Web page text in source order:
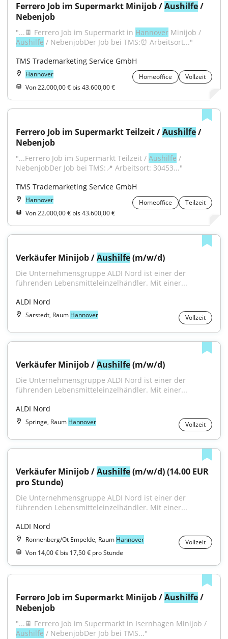
Ferrero Job im Supermarkt Minijob / Aushilfe /
Nebenjob
"...🍫 Ferrero Job im Supermarkt in Hannover
Aushilfe / NebenjobDer Job bei TMS:⏰ Arbeitsort..."
TMS Trademarketing Service GmbH
Hannover Homeoffice
Vollzeit
Von 22.000,00 € bis 43.600,00 €
Ferrero Job im Supermarkt Teilzeit / Aushilfe /
Nebenjob
"...Ferrero Job im Supermarkt Teilzeit / Aushilfe /
NebenjobDer Job bei TMS:📍 Arbeitsort: 30453..."
TMS Trademarketing Service GmbH
Hannover Homeoffice
Teilzeit
Von 22.000,00 € bis 43.600,00 €
Verkäufer Minijob / Aushilfe (m/w/d)
Die Unternehmensgruppe ALDI Nord ist einer der
führenden Lebensmitteleinzelhändler. Mit einer...
ALDI Nord
Sarstedt, Raum Hannover Vollzeit
Verkäufer Minijob / Aushilfe (m/w/d)
Die Unternehmensgruppe ALDI Nord ist einer der
führenden Lebensmitteleinzelhändler. Mit einer...
ALDI Nord
Springe, Raum Hannover Vollzeit
Verkäufer Minijob / Aushilfe (m/w/d) (14.00 EUR
pro Stunde)
Die Unternehmensgruppe ALDI Nord ist einer der
führenden Lebensmitteleinzelhändler. Mit einer...
ALDI Nord
Ronnenberg/Ot Empelde, Raum Hannover
Vollzeit
Von 14,00 € bis 17,50 € pro Stunde
Ferrero Job im Supermarkt Minijob / Aushilfe /
Nebenjob
Aushilfe / NebenjobDer Job bei TMS..."